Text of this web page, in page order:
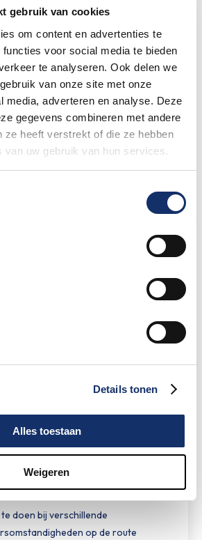
gebruik van cookies
om content en advertenties te
voor social media te bieden
te analyseren. Ook delen we
van onze site met onze
media, adverteren en analyse. Deze
gegevens combineren met andere
ze heeft verstrekt of die ze hebben
van uw gebruik van hun services.
Details tonen
Alles toestaan
Weigeren
Obvion Limburgs
mei 2026
betaalsysteem op het
mei 2026
liefst €88.049,- opgehaald voor het
damestoiletten van Fons Bikes
bereid je je voor op warm fietsweer?
doen bij verschillende
op de route